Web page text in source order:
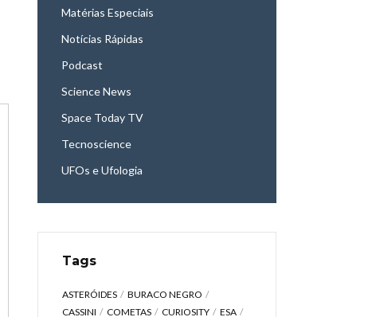
Matérias Especiais
Notícias Rápidas
Podcast
Science News
Space Today TV
Tecnoscience
UFOs e Ufologia
Tags
ASTERÓIDES
BURACO NEGRO
CASSINI
COMETAS CURIOSITY
ESA